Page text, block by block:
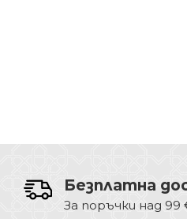
Безплатна
За поръчки над 99